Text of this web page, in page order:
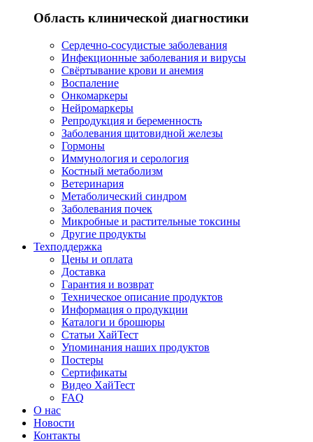
Область клинической диагностики
Сердечно-сосудистые заболевания
Инфекционные заболевания и вирусы
Свёртывание крови и анемия
Воспаление
Онкомаркеры
Нейромаркеры
Репродукция и беременность
Заболевания щитовидной железы
Гормоны
Иммунология и серология
Костный метаболизм
Ветеринария
Метаболический синдром
Заболевания почек
Микробные и растительные токсины
Другие продукты
Техподдержка
Цены и оплата
Доставка
Гарантия и возврат
Техническое описание продуктов
Информация о продукции
Каталоги и брошюры
Статьи ХайТест
Упоминания наших продуктов
Постеры
Сертификаты
Видео ХайТест
FAQ
О нас
Новости
Контакты